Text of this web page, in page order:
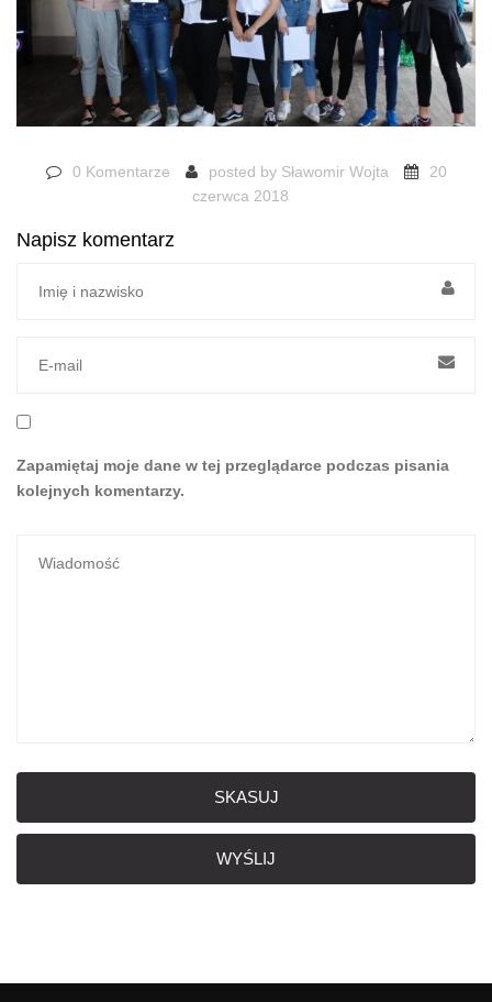
0 Komentarze posted by Sławomir Wojta
20
czerwca 2018
Napisz komentarz
Zapamiętaj moje dane w tej przeglądarce podczas pisania
kolejnych komentarzy.
SKASUJ
WYŚLIJ